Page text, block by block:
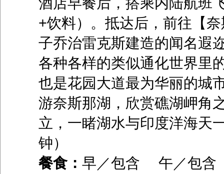
+饮料）。抵达后，前往【
子乔治雷克斯建造的闻名遐
各种各样的类似通化世界里
也是花园大道最为华丽的城
游奈斯那湖，欣赏礁湖岬角
立，一睹湖水与印度洋海天
钟）
餐食： 早／包含 午／包